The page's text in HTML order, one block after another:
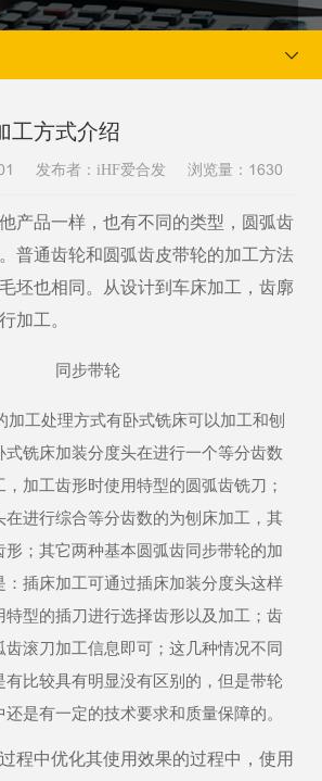
新闻资讯 传动知识
工方式介绍
发布者：iHF爱合发 浏览量： 1630
产品一样，也有不同的类型，圆弧齿
普通齿轮和圆弧齿皮带轮的加工方法
坯也相同。从设计到车床加工，齿廓
加工。
加工处理方式有卧式铣床可以加工和刨
式铣床加装分度头在进行一个等分齿数
加工齿形时使用特型的圆弧齿铣刀；
在进行综合等分齿数的为刨床加工，其
形；其它两种基本圆弧齿同步带轮的加
：插床加工可通过插床加装分度头这样
特型的插刀进行选择齿形以及加工；齿
滚刀加工信息即可；这几种情况不同
有比较具有明显没有区别的，但是带轮
是有一定的技术要求和质量保障的。
程中优化其使用效果的过程中，使用